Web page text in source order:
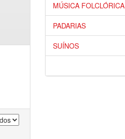
MÚSICA FOLCLÓRICA
PADARIAS
SUÍNOS